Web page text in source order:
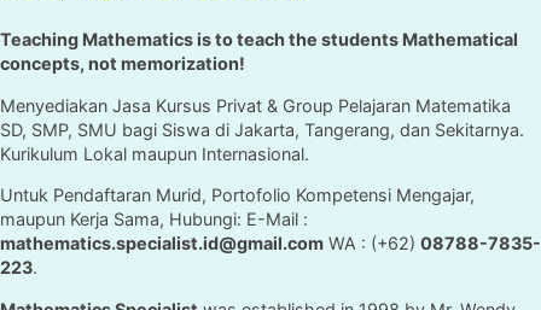
Teaching Mathematics is to teach the students Mathematical
concepts, not memorization!
Menyediakan Jasa Kursus Privat & Group Pelajaran Matematika
SD, SMP, SMU bagi Siswa di Jakarta, Tangerang, dan Sekitarnya.
Kurikulum Lokal maupun Internasional.
Untuk Pendaftaran Murid, Portofolio Kompetensi Mengajar,
maupun Kerja Sama, Hubungi: E-Mail :
mathematics.specialist.id@gmail.com WA : (+62) 08788-7835-
223.